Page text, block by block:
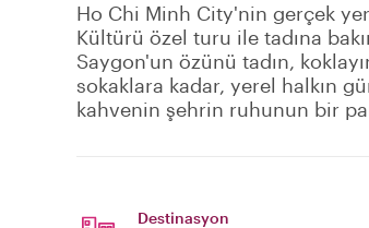
Ho Chi Minh City'nin gerçek
Kültürü özel turu ile tadına
Saygon'un özünü tadın,
sokaklara kadar, yerel halkın
kahvenin şehrin ruhunun bir
Destinasyon